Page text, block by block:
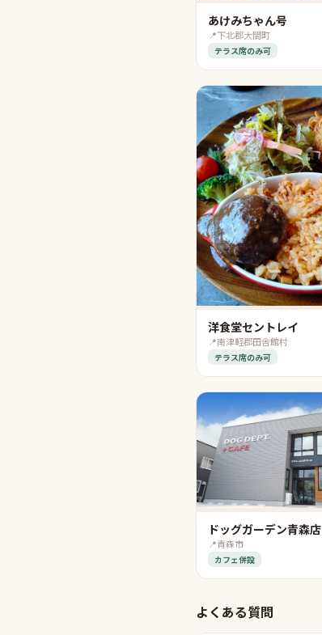
あけみちゃん号
📍下北郡大間町
テラス席のみ可
洋食堂セントレイ
📍南津軽郡田舎館村
テラス席のみ可
ドッグガーデン青森店
📍青森市
カフェ併設
よくある質問